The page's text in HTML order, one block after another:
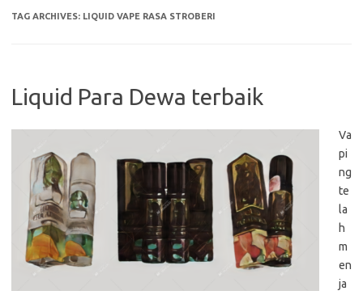
TAG ARCHIVES: LIQUID VAPE RASA STROBERI
Liquid Para Dewa terbaik
Va
pi
ng
te
la
h
m
en
ja